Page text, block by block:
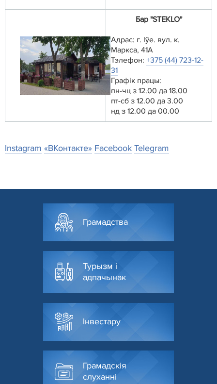
Бар "STEKLO"
Адрас: г. Іўе. вул. к.
Маркса, 41А
Тэлефон: +375 (44) 723-12-
31
Графік працы:
пн-чц з 12.00 да 18.00
пт-сб з 12.00 да 3.00
нд з 12.00 да 00.00
Instagram «ВКонтакте» Facebook Telegram
Грамадства
Турызм і
адпачынак
Інвестару
Грамадскія
слуханні